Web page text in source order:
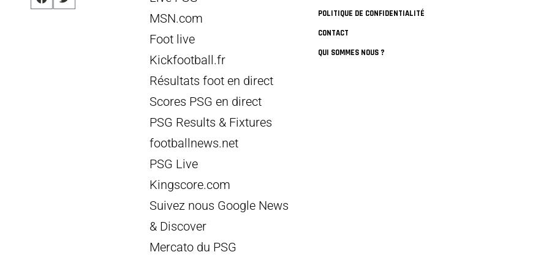
MSN.com
Foot live
Kickfootball.fr
Résultats foot en direct
Scores PSG en direct
PSG Results & Fixtures
footballnews.net
PSG Live
Kingscore.com
Suivez nous Google News
& Discover
Mercato du PSG
POLITIQUE DE CONFIDENTIALITÉ
CONTACT
QUI SOMMES NOUS ?